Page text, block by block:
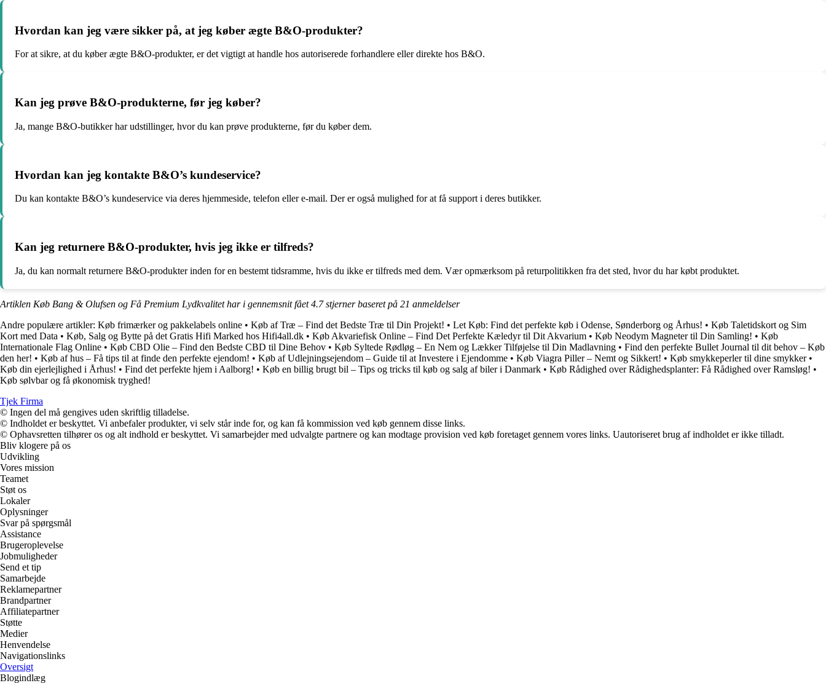
Hvordan kan jeg være sikker på, at jeg køber ægte B&O-produkter?
For at sikre, at du køber ægte B&O-produkter, er det vigtigt at handle hos autoriserede forhandlere eller direkte hos B&O.
Kan jeg prøve B&O-produkterne, før jeg køber?
Ja, mange B&O-butikker har udstillinger, hvor du kan prøve produkterne, før du køber dem.
Hvordan kan jeg kontakte B&O’s kundeservice?
Du kan kontakte B&O’s kundeservice via deres hjemmeside, telefon eller e-mail. Der er også mulighed for at få support i deres butikker.
Kan jeg returnere B&O-produkter, hvis jeg ikke er tilfreds?
Ja, du kan normalt returnere B&O-produkter inden for en bestemt tidsramme, hvis du ikke er tilfreds med dem. Vær opmærksom på returpolitikken fra det sted, hvor du har købt produktet.
Artiklen Køb Bang & Olufsen og Få Premium Lydkvalitet har i gennemsnit fået4.7stjerner baseret på 21 anmeldelser
Andre populære artikler: Køb frimærker og pakkelabels online • Køb af Træ – Find det Bedste Træ til Din Projekt! • Let Køb: Find det perfekte køb i Odense, Sønderborg og Århus! • Køb Taletidskort og Sim
Kort med Data • Køb, Salg og Bytte på det Gratis Hifi Marked hos Hifi4all.dk • Køb Akvariefisk Online – Find Det Perfekte Kæledyr til Dit Akvarium • Køb Neodym Magneter til Din Samling! • Køb
Internationale Flag Online • Køb CBD Olie – Find den Bedste CBD til Dine Behov • Køb Syltede Rødløg – En Nem og Lækker Tilføjelse til Din Madlavning • Find den perfekte Bullet Journal til dit behov – Køb
den her! • Køb af hus – Få tips til at finde den perfekte ejendom! • Køb af Udlejningsejendom – Guide til at Investere i Ejendomme • Køb Viagra Piller – Nemt og Sikkert! • Køb smykkeperler til dine smykker•
Køb din ejerlejlighed i Århus! • Find det perfekte hjem i Aalborg! • Køb en billig brugt bil – Tips og tricks til køb og salg af biler i Danmark • Køb Rådighed over Rådighedsplanter: Få Rådighed over Ramsløg! •
Køb sølvbar og få økonomisk tryghed!
Tjek Firma
© Ingen del må gengives uden skriftlig tilladelse.
© Indholdet er beskyttet. Vi anbefaler produkter, vi selv står inde for, og kan få kommission ved køb gennem disse links.
© Ophavsretten tilhører os og alt indhold er beskyttet. Vi samarbejder med udvalgte partnere og kan modtage provision ved køb foretaget gennem vores links. Uautoriseret brug af indholdet er ikke tilladt.
Bliv klogere på os
Udvikling
Vores mission
Teamet
Støt os
Lokaler
Oplysninger
Svar på spørgsmål
Assistance
Brugeroplevelse
Jobmuligheder
Send et tip
Samarbejde
Reklamepartner
Brandpartner
Affiliatepartner
Støtte
Medier
Henvendelse
Navigationslinks
Oversigt
Blogindlæg